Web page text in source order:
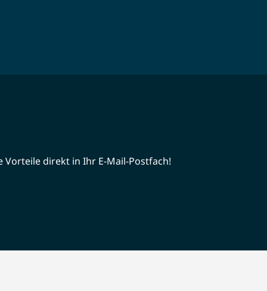
direkt in Ihr E-Mail-Postfach!